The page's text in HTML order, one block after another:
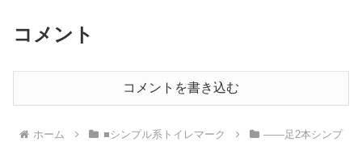
コメント
コメントを書き込む
ホーム ■シンプル系トイレマーク
――足2本シンプ